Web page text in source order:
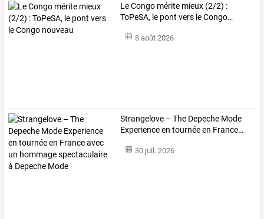
LeCongo mérite mieux (2/2) :
ToPeSA, le pont vers leCongo…
8 août 2026
Strangelove – The Depeche Mode
Experienceen tournéeen France…
30 juil. 2026